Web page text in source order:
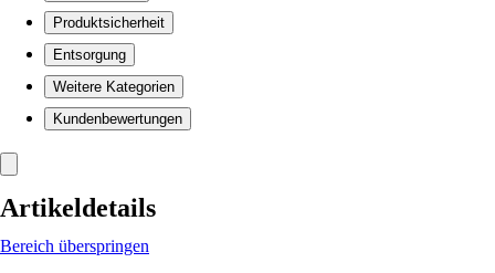
Produktsicherheit
Entsorgung
Weitere Kategorien
Kundenbewertungen
Artikeldetails
Bereich überspringen